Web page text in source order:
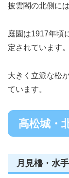
披雲閣の北側に
庭園は1917年頃
定されています。
大きく立派な松
ています。
高松城・
月見櫓・水